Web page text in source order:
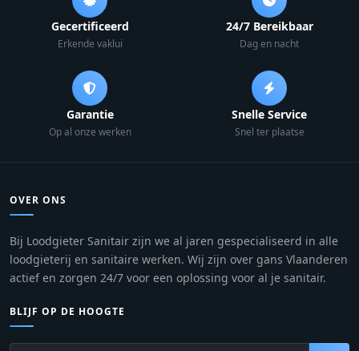
Gecertificeerd
Erkende vaklui
24/7 Bereikbaar
Dag en nacht
Garantie
Op al onze werken
Snelle Service
Snel ter plaatse
OVER ONS
Bij Loodgieter Sanitair zijn we al jaren gespecialiseerd in alle
loodgieterij en sanitaire werken. Wij zijn over gans Vlaanderen
actief en zorgen 24/7 voor een oplossing voor al je sanitair.
BLIJF OP DE HOOGTE